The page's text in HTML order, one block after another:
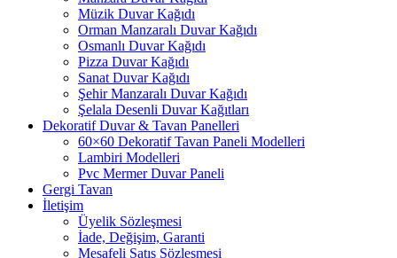
Müzik Duvar Kağıdı
Orman Manzaralı Duvar Kağıdı
Osmanlı Duvar Kağıdı
Pizza Duvar Kağıdı
Sanat Duvar Kağıdı
Şehir Manzaralı Duvar Kağıdı
Şelala Desenli Duvar Kağıtları
Dekoratif Duvar & Tavan Panelleri
60×60 Dekoratif Tavan Paneli Modelleri
Lambiri Modelleri
Pvc Mermer Duvar Paneli
Gergi Tavan
İletişim
Üyelik Sözleşmesi
İade, Değişim, Garanti
Mesafeli Satış Sözleşmesi